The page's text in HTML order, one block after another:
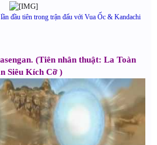
đầu tiên trong trận đấu với Vua Ốc & Kandachi
(Tiên nhân thuật: La Toàn
Siêu Kích Cỡ )